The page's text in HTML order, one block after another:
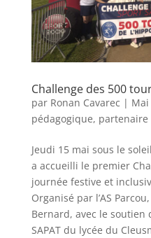
Challenge des 500
par Ronan Cavarec | Mai
pédagogique, partenaire
Jeudi 15 mai sous le
a accueilli le premier
journée festive et
Organisé par l’AS
Bernard, avec le soutien
SAPAT du lycée du